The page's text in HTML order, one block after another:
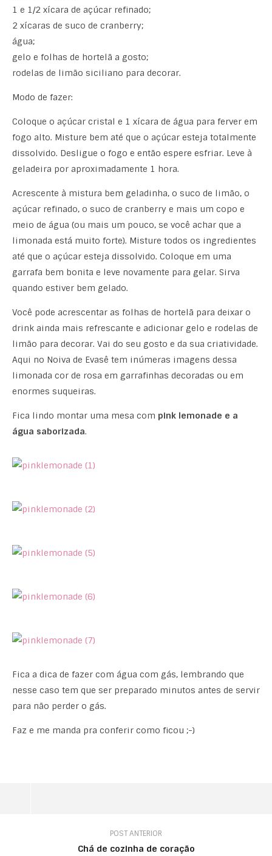
1 e 1/2 xícara de açúcar refinado;
2 xícaras de suco de cranberry;
água;
gelo e folhas de hortelã a gosto;
rodelas de limão siciliano para decorar.
Modo de fazer:
Coloque o açúcar cristal e 1 xícara de água para ferver em
fogo alto. Misture bem até que o açúcar esteja totalmente
dissolvido. Desligue o fogo e então espere esfriar. Leve à
geladeira por aproximadamente 1 hora.
Acrescente à mistura bem geladinha, o suco de limão, o
açúcar refinado, o suco de cranberry e mais um copo e
meio de água (ou mais um pouco, se você achar que a
limonada está muito forte). Misture todos os ingredientes
até que o açúcar esteja dissolvido. Coloque em uma
garrafa bem bonita e leve novamente para gelar. Sirva
quando estiver bem gelado.
Você pode acrescentar as folhas de hortelã para deixar o
drink ainda mais refrescante e adicionar gelo e rodelas de
limão para decorar. Vai do seu gosto e da sua criatividade.
Aqui no Noiva de Evasê tem inúmeras imagens dessa
limonada cor de rosa em garrafinhas decoradas ou em
enormes suqueiras.
Fica lindo montar uma mesa com pink lemonade e a
água saborizada.
Fica a dica de fazer com água com gás, lembrando que
nesse caso tem que ser preparado minutos antes de servir
para não perder o gás.
Faz e me manda pra conferir como ficou ;-)
POST ANTERIOR
Chá de cozinha de coração